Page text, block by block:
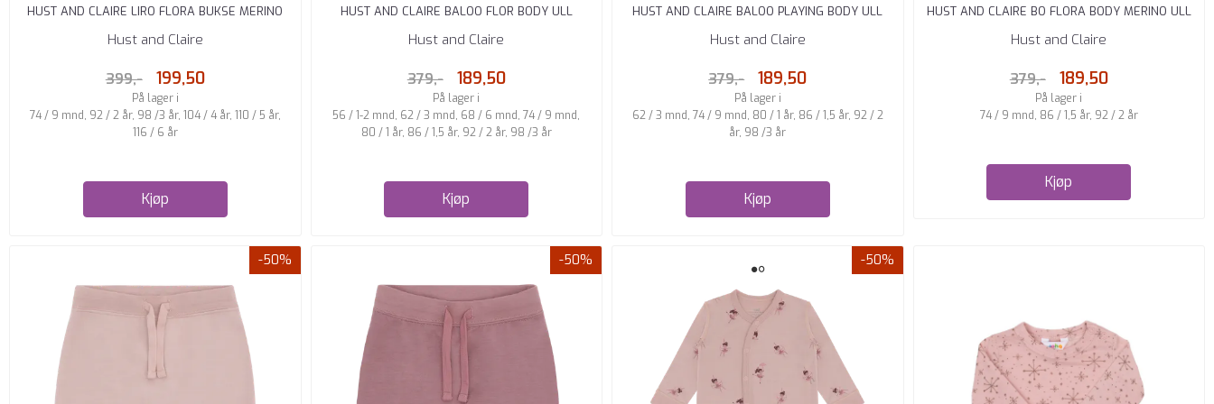
HUST AND CLAIRE LIRO FLORA BUKSE MERINO
ULL OFF ...
Hust and Claire
399,- 199,50
På lager i
74 / 9 mnd, 92 / 2 år, 98 /3 år, 104 / 4 år, 110 / 5 år,
116 / 6 år
Kjøp
HUST AND CLAIRE BALOO FLOR BODY ULL
BAMBUS OFF ...
Hust and Claire
379,- 189,50
På lager i
56 / 1-2 mnd, 62 / 3 mnd, 68 / 6 mnd, 74 / 9 mnd,
80 / 1 år, 86 / 1,5 år, 92 / 2 år, 98 /3 år
Kjøp
HUST AND CLAIRE BALOO PLAYING BODY ULL
BAMBUS OFF ...
Hust and Claire
379,- 189,50
På lager i
62 / 3 mnd, 74 / 9 mnd, 80 / 1 år, 86 / 1,5 år, 92 / 2
år, 98 /3 år
Kjøp
HUST AND CLAIRE BO FLORA BODY MERINO ULL
OFF ...
Hust and Claire
379,- 189,50
På lager i
74 / 9 mnd, 86 / 1,5 år, 92 / 2 år
Kjøp
-50% -50% -50%